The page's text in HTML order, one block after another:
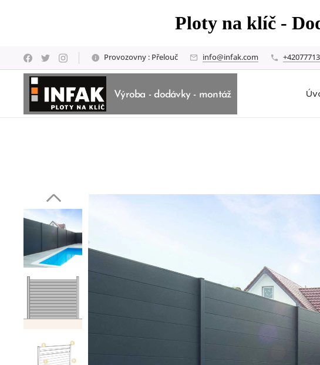
Ploty na klíč -
Provozovny : Přelouč info@infak.com
Výroba - dodávky - montáž